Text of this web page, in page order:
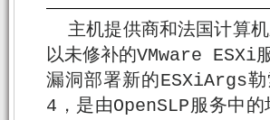
主机提供商和法国计算
以未修补的VMware ESXi
漏洞部署新的ESXiArgs
4，是由OpenSLP服务中